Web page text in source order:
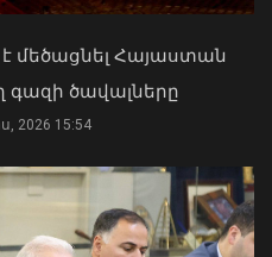
մեծացնել Հայաստան
ծավալները
2026 15:54